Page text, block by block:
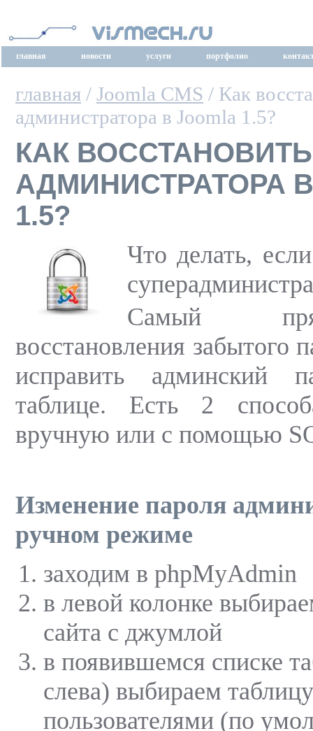
главная новости услуги портфолио
главная / Joomla CMS / Как
администратора в Joomla 1.5?
КАК
АДМИНИСТРАТОРА В
1.5?
Что делать,
Самый
восстановления
исправить админский
таблице. Есть 2
вручную или с помощью
Изменение пароля
ручном режиме
заходим в phpMyAdmin
в левой колонке
сайта с джумлой
в появившемся списке
слева) выбираем
пользователями (по